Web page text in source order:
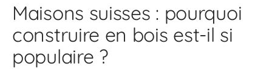
Maisons suisses : pourquoi
construire en bois est-il si
populaire ?